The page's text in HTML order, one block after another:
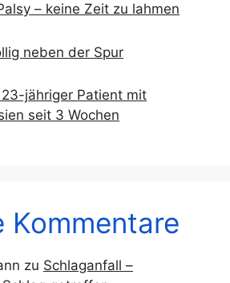
– keine Zeit zu lahmen
neben der Spur
jähriger Patient mit
seit 3 Wochen
Kommentare
zu Schlaganfall –